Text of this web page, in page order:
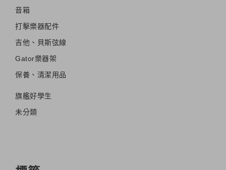
音箱
打擊樂器配件
吉他、貝斯弦線
Gator樂器架
保養、清潔用品
旗艦好學生
未分類